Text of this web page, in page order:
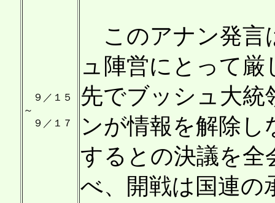
９／１５
～
９／１７
このアナン発言
ュ陣営にとって
先でブッシュ大統
ンが情報を解除し
するとの決議を全
べ、開戦は国連の